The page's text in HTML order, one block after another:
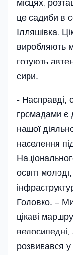
місцях,
це садиби в
Ілляшівка.
виробляють
готують
сири.
- Насправді,
громадами є
нашої
населення
освіті
Головко. –
цікаві
розвивався